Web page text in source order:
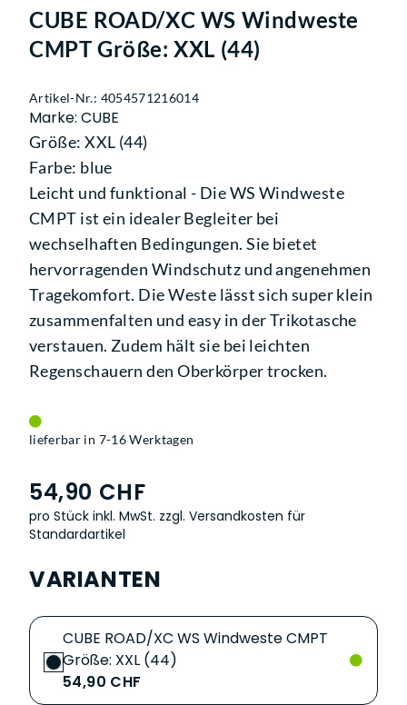
CUBE ROAD/XC WS Windweste
CMPT Größe: XXL (44)
Artikel-Nr.: 4054571216014
Marke: CUBE
Größe: XXL (44)
Farbe: blue
Leicht und funktional - Die WS Windweste
CMPT ist ein idealer Begleiter bei
wechselhaften Bedingungen. Sie bietet
hervorragenden Windschutz und angenehmen
Tragekomfort. Die Weste lässt sich super klein
zusammenfalten und easy in der Trikotasche
verstauen. Zudem hält sie bei leichten
Regenschauern den Oberkörper trocken.
lieferbar in 7-16 Werktagen
54,90 CHF
pro Stück inkl. MwSt. zzgl. Versandkosten für
Standardartikel
VARIANTEN
CUBE ROAD/XC WS Windweste CMPT
Größe: XXL (44)
54,90 CHF